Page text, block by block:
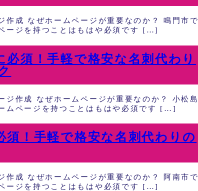
作成 なぜホームページが重要なのか？ 鳴門市で
ージを持つことはもはや必須です […]
須！手軽で格安な名刺代わり
ジ作成 なぜホームページが重要なのか？ 小松島
ムページを持つことはもはや必須です […]
須！手軽で格安な名刺代わりの
作成 なぜホームページが重要なのか？ 阿南市で
ージを持つことはもはや必須です […]